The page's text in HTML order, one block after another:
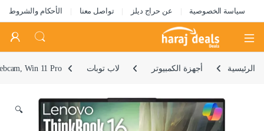
سياسة الخصوصية عن حراج ديلز تواصل معنا الأحكام والشروط
Open
الرئيسية أجهزة الكمبيوتر لاب توبات Win 11 Pro
🔍